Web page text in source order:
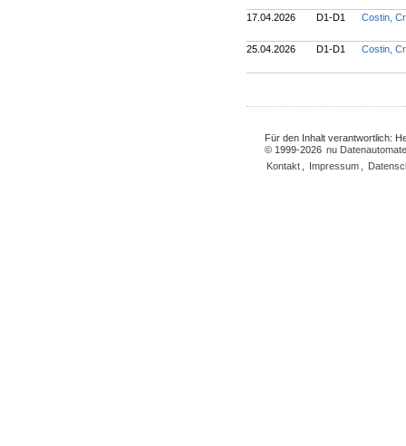
17.04.2026 D1-D1 Costin,
25.04.2026 D1-D1 Costin,
Für den Inhalt verantwortlich:
© 1999-2026 nu
Kontakt
Impressum